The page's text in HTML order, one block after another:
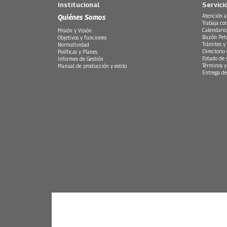
Institucional
Quiénes Somos
Misión y Visión
Objetivos y funciones
Normatividad
Políticas y Planes
Informes de Gestión
Manual de producción y estilo
Atención
Trabaja
Buzón
Trámites y
Directorio
Estado de
Términos
Entrega